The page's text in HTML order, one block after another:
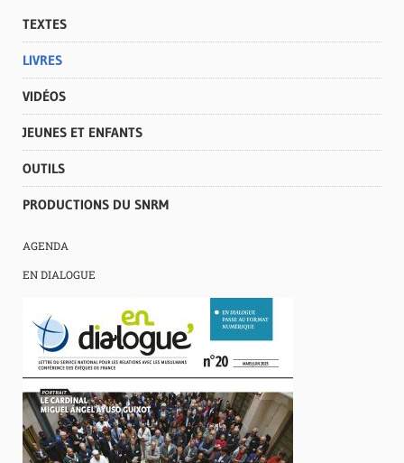
TEXTES
LIVRES
VIDÉOS
JEUNES ET ENFANTS
OUTILS
PRODUCTIONS DU SNRM
AGENDA
EN DIALOGUE